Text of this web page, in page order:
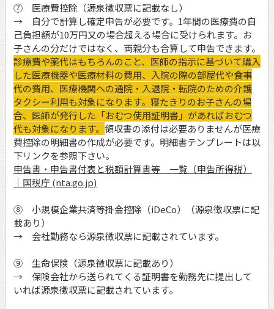
⑦ 医療費控除（源泉徴収票に記載なし）
→ 自分で計算し確定申告が必要です。1年間の医療費の自
己負担額が10万円又の場合超える場合に受けられます。お
子さんの分だけではなく、両親分も合算して申告できます。
診療費や薬代はもちろんのこと、医師の指示に基づいて購入
した医療機器や医療材料の費用、入院の際の部屋代や食事
代の費用、医療機関への通院・入退院・転院のための介護
タクシー利用も対象になります。寝たきりのお子さんの場
合、医師が発行した「おむつ使用証明書」があればおむつ
代も対象になります。 領収書の添付は必要ありませんが医療
費控除の明細書の作成が必要です。明細書テンプレートは以
下リンクを参照下さい。
申告書・申告書付表と税額計算書等 一覧（申告所得税）
｜国税庁 (nta.go.jp)
⑧ 小規模企業共済等掛金控除（iDeCo）（源泉徴収票に記
載あり）
→ 会社勤務なら源泉徴収票に記載されています。
⑨ 生命保険（源泉徴収票に記載あり）
→ 保険会社から送られてくる証明書を勤務先に提出して
いれば源泉徴収票に記載されています。